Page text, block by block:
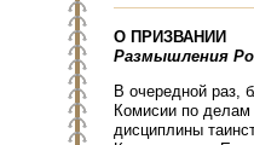
О ПРИЗВАНИИ
Размышления
В очередной раз,
Комисии по делам
дисциплины